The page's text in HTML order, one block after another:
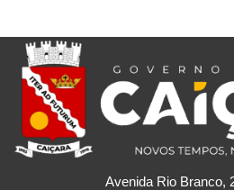
Avenida Rio Branco,